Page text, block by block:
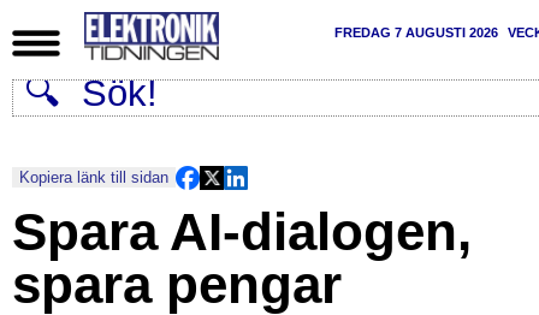
FREDAG 7 AUGUSTI 2026
Kopiera länk till sidan
Spara AI-dialogen,
spara pengar